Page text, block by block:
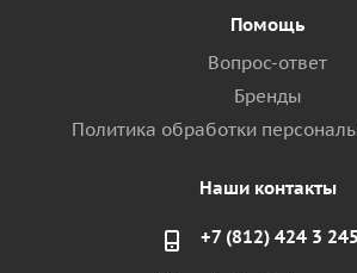
Помощь
Вопрос-ответ
Бренды
Политика обработки
Наши контакты
+7 (812) 424 3 245